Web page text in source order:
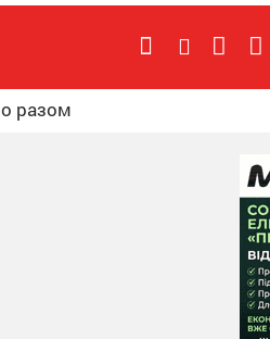
разом